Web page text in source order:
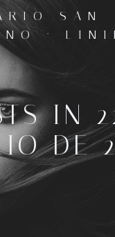
al
contenido
SAN
·
IN
DE